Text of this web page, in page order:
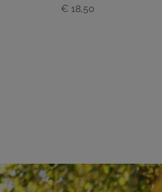
€ 18,50
P